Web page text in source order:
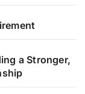
a Stronger,